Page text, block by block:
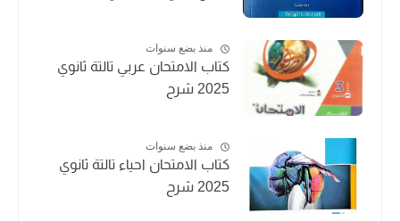
منذ بضع سنوات
كتاب الامتحان عربي تالتة ثانوي
2025 شرح
منذ بضع سنوات
كتاب الامتحان احياء تالتة ثانوي
2025 شرح